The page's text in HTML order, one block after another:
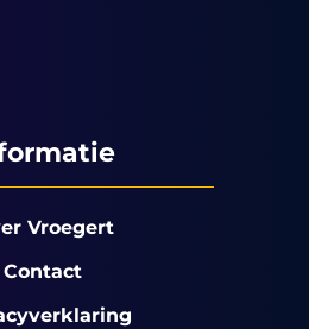
Vroegert
Contact